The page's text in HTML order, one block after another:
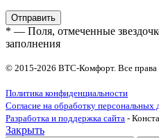
* — Поля, отмеченные
заполнения
© 2015-2026 ВТС-Комфорт. Все
Политика конфиденциальности
Согласие на обработку персональных
Разработка и поддержка сайта -
Закрыть